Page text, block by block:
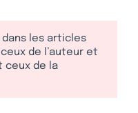
dans les articles
de l’auteur et
ceux de la